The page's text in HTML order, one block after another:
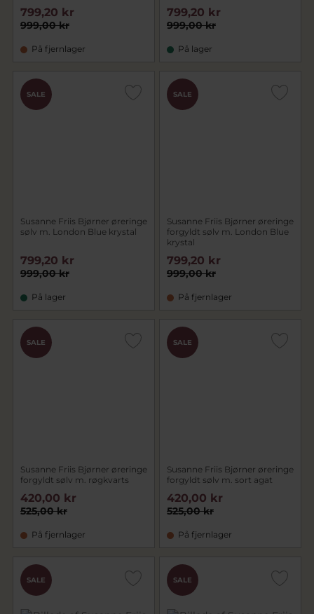
999,00 kr
799,20 kr
På fjernlager
999,00 kr
799,20 kr
På lager
SALE
Susanne Friis Bjørner øreringe
sølv m. London Blue krystal
999,00 kr
799,20 kr
På lager
SALE
Susanne Friis Bjørner øreringe
forgyldt sølv m. London Blue
krystal
999,00 kr
799,20 kr
På fjernlager
SALE
Susanne Friis Bjørner øreringe
forgyldt sølv m. røgkvarts
525,00 kr
420,00 kr
På fjernlager
SALE
Susanne Friis Bjørner øreringe
forgyldt sølv m. sort agat
525,00 kr
420,00 kr
På fjernlager
SALE SALE